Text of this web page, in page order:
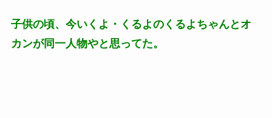
子供の頃、今いくよ・くるよのくるよちゃんとオ
カンが同一人物やと思ってた。